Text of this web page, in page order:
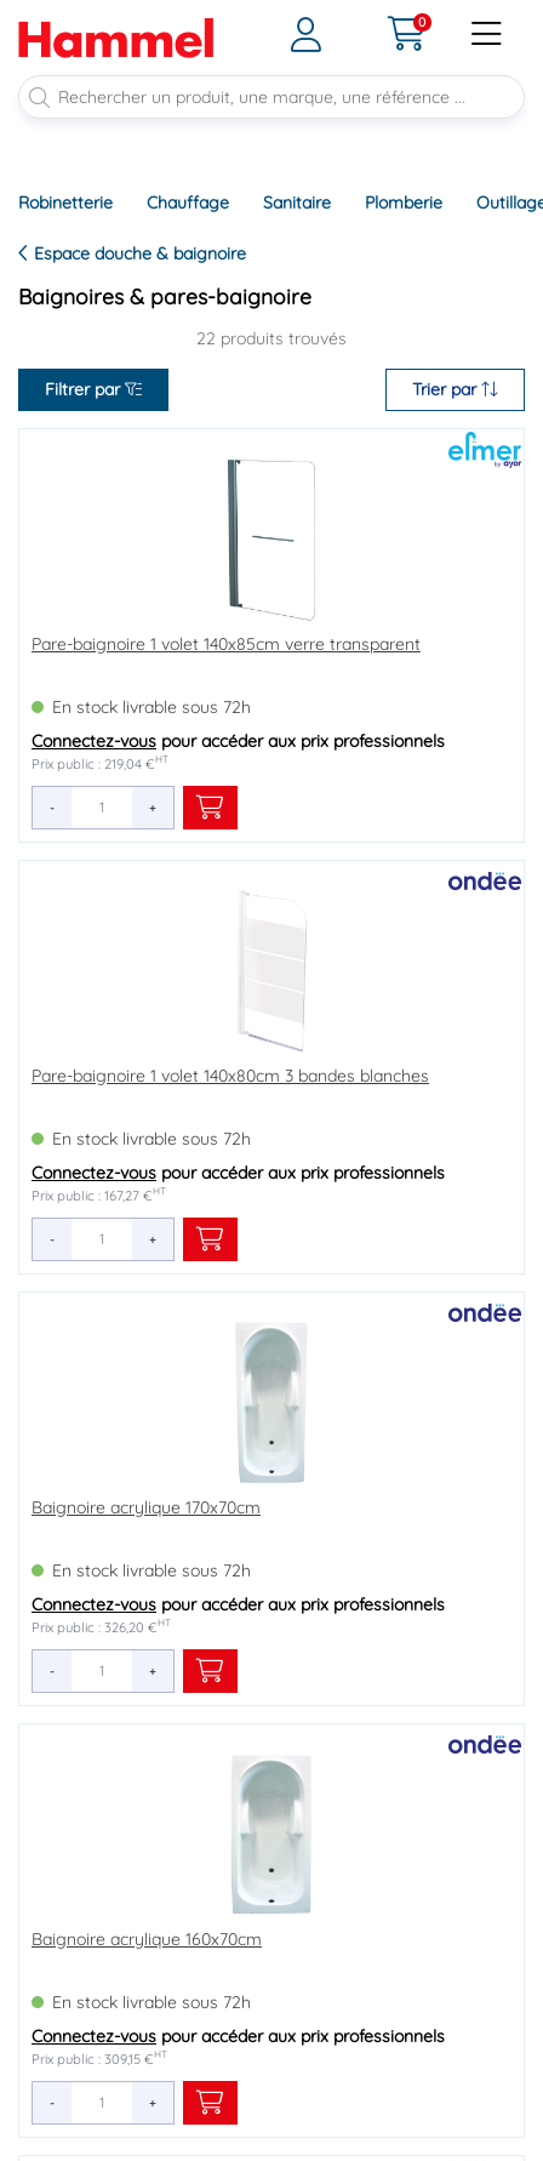
0
Robinetterie Chauffage Sanitaire Plomberie
Espace douche & baignoire
Baignoires & pares-baignoire
22 produits trouvés
Filtrer par Trier par
Pare-baignoire 1 volet 140x85cm verre transparent
En stock livrable sous 72h
Connectez-vous pour accéder aux prix professionnels
Prix public : 219,04 €HT
- +
Pare-baignoire 1 volet 140x80cm 3 bandes blanches
En stock livrable sous 72h
Connectez-vous pour accéder aux prix professionnels
Prix public : 167,27 €HT
- +
Baignoire acrylique 170x70cm
En stock livrable sous 72h
Connectez-vous pour accéder aux prix professionnels
Prix public : 326,20 €HT
- +
Baignoire acrylique 160x70cm
En stock livrable sous 72h
Connectez-vous pour accéder aux prix professionnels
Prix public : 309,15 €HT
- +